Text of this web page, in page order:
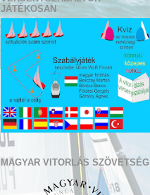
JÁTÉKOSAN
MAGYAR VITORLÁS SZÖVETSÉG